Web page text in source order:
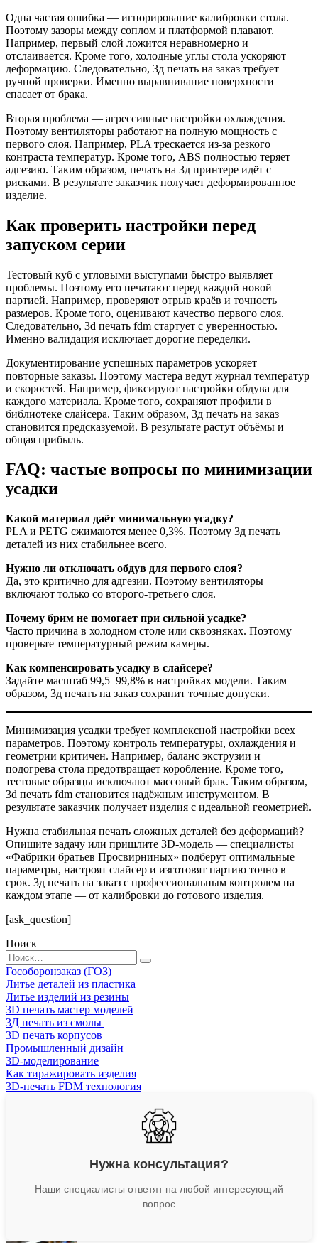
Одна частая ошибка — игнорирование калибровки стола.
Поэтому зазоры между соплом и платформой плавают.
Например, первый слой ложится неравномерно и
отслаивается. Кроме того, холодные углы стола ускоряют
деформацию. Следовательно, 3д печать на заказ требует
ручной проверки. Именно выравнивание поверхности
спасает от брака.
Вторая проблема — агрессивные настройки охлаждения.
Поэтому вентиляторы работают на полную мощность с
первого слоя. Например, PLA трескается из-за резкого
контраста температур. Кроме того, ABS полностью теряет
адгезию. Таким образом, печать на 3д принтере идёт с
рисками. В результате заказчик получает деформированное
изделие.
Как проверить настройки перед
запуском серии
Тестовый куб с угловыми выступами быстро выявляет
проблемы. Поэтому его печатают перед каждой новой
партией. Например, проверяют отрыв краёв и точность
размеров. Кроме того, оценивают качество первого слоя.
Следовательно, 3d печать fdm стартует с уверенностью.
Именно валидация исключает дорогие переделки.
Документирование успешных параметров ускоряет
повторные заказы. Поэтому мастера ведут журнал температур
и скоростей. Например, фиксируют настройки обдува для
каждого материала. Кроме того, сохраняют профили в
библиотеке слайсера. Таким образом, 3д печать на заказ
становится предсказуемой. В результате растут объёмы и
общая прибыль.
FAQ: частые вопросы по минимизации
усадки
Какой материал даёт минимальную усадку?
PLA и PETG сжимаются менее 0,3%. Поэтому 3д печать
деталей из них стабильнее всего.
Нужно ли отключать обдув для первого слоя?
Да, это критично для адгезии. Поэтому вентиляторы
включают только со второго-третьего слоя.
Почему брим не помогает при сильной усадке?
Часто причина в холодном столе или сквозняках. Поэтому
проверьте температурный режим камеры.
Как компенсировать усадку в слайсере?
Задайте масштаб 99,5–99,8% в настройках модели. Таким
образом, 3д печать на заказ сохранит точные допуски.
Минимизация усадки требует комплексной настройки всех
параметров. Поэтому контроль температуры, охлаждения и
геометрии критичен. Например, баланс экструзии и
подогрева стола предотвращает коробление. Кроме того,
тестовые образцы исключают массовый брак. Таким образом,
3d печать fdm становится надёжным инструментом. В
результате заказчик получает изделия с идеальной геометрией.
Нужна стабильная печать сложных деталей без деформаций?
Опишите задачу или пришлите 3D-модель — специалисты
«Фабрики братьев Просвирниных» подберут оптимальные
параметры, настроят слайсер и изготовят партию точно в
срок. 3д печать на заказ с профессиональным контролем на
каждом этапе — от калибровки до готового изделия.
[ask_question]
Поиск
Search
for:
Гособоронзаказ (ГОЗ)
Литье деталей из пластика
Литье изделий из резины
3D печать мастер моделей
3Д печать из смолы
3D печать корпусов
Промышленный дизайн
3D-моделирование
Как тиражировать изделия
3D-печать FDM технология
Нужна консультация?
Наши специалисты ответят на любой интересующий
вопрос